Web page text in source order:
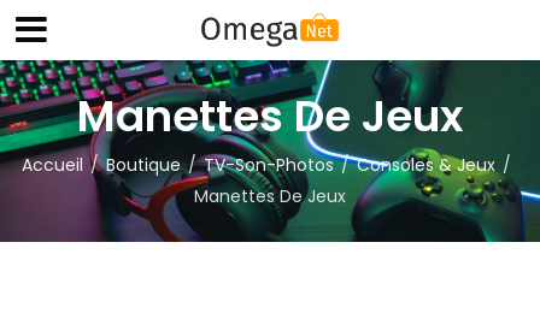
Manettes De Jeux
Accueil Boutique TV-Son-Photos
Consoles & Jeux
Manettes De Jeux